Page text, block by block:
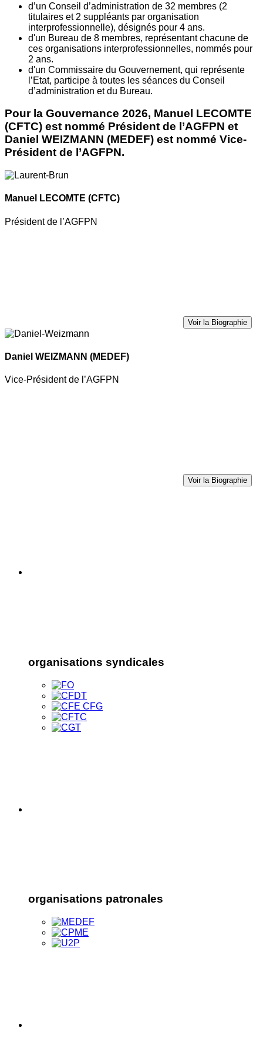
d’un Conseil d’administration de 32 membres (2
titulaires et 2 suppléants par organisation
interprofessionnelle), désignés pour 4 ans.
d'un Bureau de 8 membres, représentant chacune de
ces organisations interprofessionnelles, nommés pour
2 ans.
d'un Commissaire du Gouvernement, qui représente
l’Etat, participe à toutes les séances du Conseil
d’administration et du Bureau.
Pour la Gouvernance 2026, Manuel LECOMTE
(CFTC) est nommé Président de l’AGFPN et
Daniel WEIZMANN (MEDEF) est nommé Vice-
Président de l’AGFPN.
Manuel LECOMTE (CFTC)
Président de l’AGFPN
Voir la Biographie
Daniel WEIZMANN (MEDEF)
Vice-Président de l’AGFPN
Voir la Biographie
organisations syndicales
organisations patronales